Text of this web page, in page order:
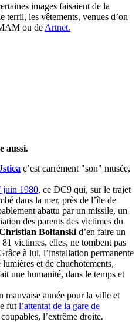
images faisaient de la
terril, les vêtements, venues d’on
ou de Artnet.
aussi.
c’est carrément "son" musée,
juin 1980, ce DC9 qui, sur le trajet
dans la mer, près de l’île de
abattu par un missile, un
des parents des victimes du
Boltanski d’en faire un
victimes, elles, ne tombent pas
à lui, l’installation permanente
et de chuchotements,
une humanité, dans le temps et
mauvaise année pour la ville et
fut l’attentat de la gare de
l’extrême droite.